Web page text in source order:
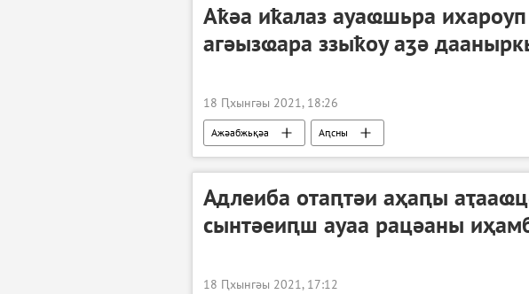
Аҟәа иҟалаз ауаҩшьра
агәызҩара ззыҟоу аӡә
18 Ԥхынгәы 2021, 18:26
Ажәабжьқәа Аԥсны
Адлеиба отаԥтәи аҳаԥы
сынтәеиԥш ауаа рацәаны
18 Ԥхынгәы 2021, 17:12